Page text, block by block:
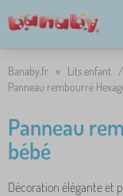
Banaby.fr » Lits enfant /
Panneau rembourré
Panneau
bébé
Décoration élégante et